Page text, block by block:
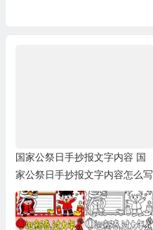
国家公祭日手抄报文字内容 国
家公祭日手抄报文字内容怎么写